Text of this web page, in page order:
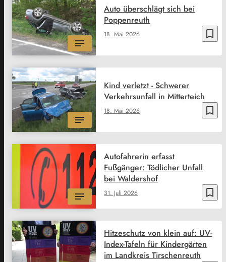
bookmark_border
18. Mai 2026
Auto überschlägt sich bei
Poppenreuth
bookmark_border
18. Mai 2026
Kind verletzt - Schwerer
Verkehrsunfall in Mitterteich
bookmark_border
31. Juli 2026
Autofahrerin erfasst
Fußgänger: Tödlicher Unfall
bei Waldershof
Hitzeschutz von klein auf: UV-
Index-Tafeln für Kindergärten
im Landkreis Tirschenreuth